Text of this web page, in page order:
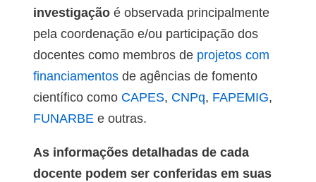
investigação é observada principalmente
pela coordenação e/ou participação dos
docentes como membros de projetos com
financiamentosde agências de fomento
científico como CAPES, CNPq, FAPEMIG,
FUNARBEe outras.
As informações detalhadas de cada
docente podem ser conferidas em suas